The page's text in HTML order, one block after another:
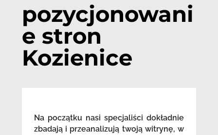
pozycjonowani
e stron
Kozienice
Na początku nasi specjaliści dokładnie
zbadają i przeanalizują twoją witrynę, w